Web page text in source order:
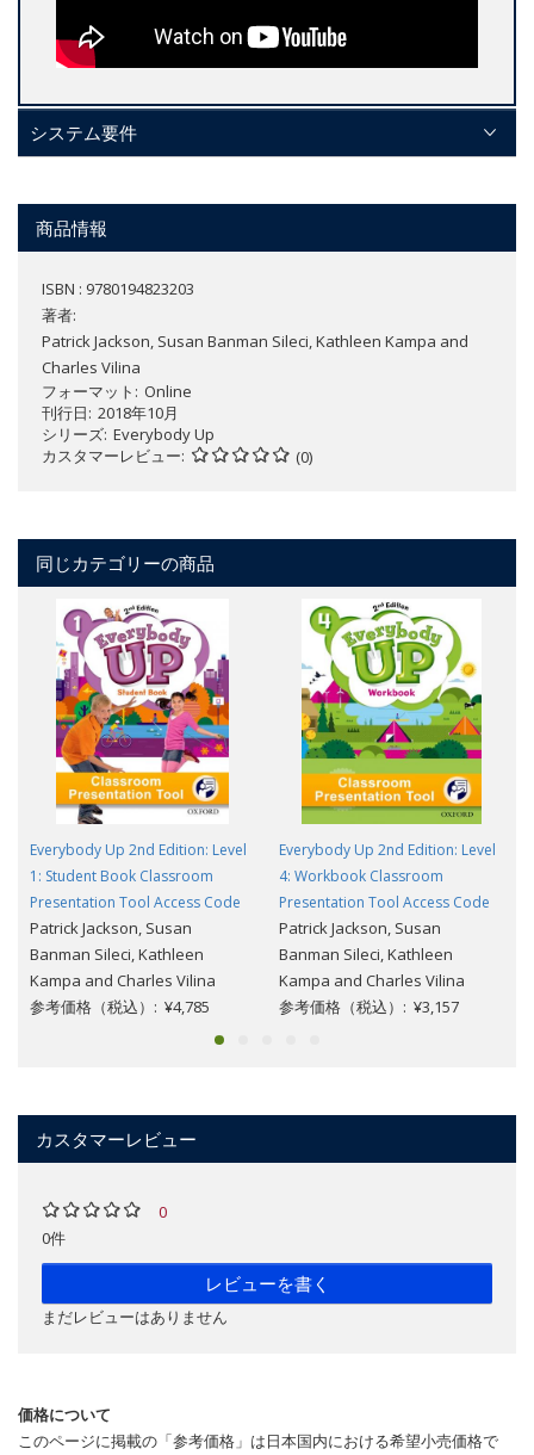
システム要件
商品情報
ISBN : 9780194823203
著者:
Patrick Jackson, Susan Banman Sileci, Kathleen Kampa and
Charles Vilina
フォーマット
Online
刊行日 2018年10月
シリーズ Everybody Up
カスタマーレビュー
(0)
同じカテゴリーの商品
Everybody Up 2nd Edition: Level
1: Student Book Classroom
Presentation Tool Access Code
Patrick Jackson, Susan
Banman Sileci, Kathleen
Kampa and Charles Vilina
参考価格（税込）: ¥4,785
Everybody Up 2nd Edition: Level
4: Workbook Classroom
Presentation Tool Access Code
Patrick Jackson, Susan
Banman Sileci, Kathleen
Kampa and Charles Vilina
参考価格（税込）: ¥3,157
カスタマーレビュー
0
0件
レビューを書く
まだレビューはありません
価格について
このページに掲載の「参考価格」は日本国内における希望小売価格で